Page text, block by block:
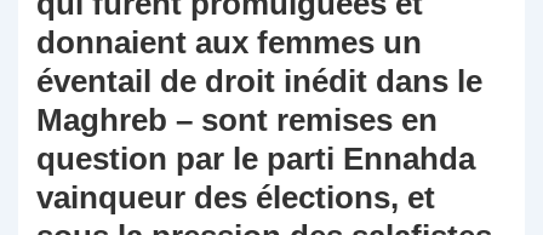
donnaient aux femmes un
éventail de droit inédit dans le
Maghreb – sont remises en
question par le parti Ennahda
vainqueur des élections, et